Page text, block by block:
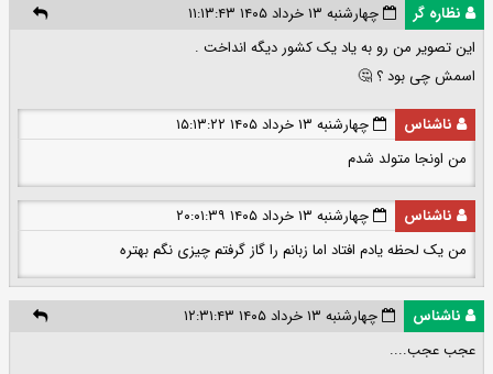
نظاره گر
چهارشنبه ۱۳ خرداد ۱۴۰۵ ۱۱:۱۳:۴۳
این تصویر من رو به یاد یک کشور دیگه انداخت .
اسمش چی بود ؟ 🤔
ناشناس
چهارشنبه ۱۳ خرداد ۱۴۰۵ ۱۵:۱۳:۲۲
من اونجا متولد شدم
ناشناس
چهارشنبه ۱۳ خرداد ۱۴۰۵ ۲۰:۰۱:۳۹
من یک لحظه یادم افتاد اما زبانم را گاز گرفتم چیزی نگم بهتره
ناشناس
چهارشنبه ۱۳ خرداد ۱۴۰۵ ۱۲:۳۱:۴۳
عجب عجب....